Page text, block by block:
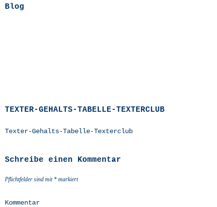
Blog
TEXTER-GEHALTS-TABELLE-TEXTERCLUB
Tex­ter-Gehalts-Tabel­le-Tex­terclub
Schreibe einen Kommentar
Pflichtfelder sind mit * markiert
Kommentar